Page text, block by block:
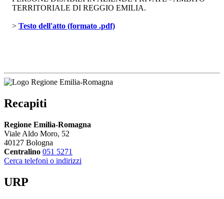
TERRITORIALE DI REGGIO EMILIA.
> Testo dell'atto (formato .pdf)
Recapiti
Regione Emilia-Romagna
Viale Aldo Moro, 52
40127 Bologna
Centralino 051 5271
Cerca telefoni o indirizzi
URP